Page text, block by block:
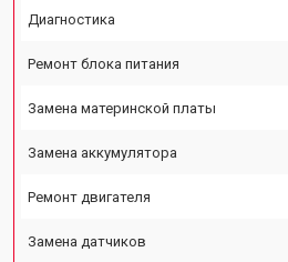
Диагностика
Ремонт блока питания
Замена материнской платы
Замена аккумулятора
Ремонт двигателя
Замена датчиков